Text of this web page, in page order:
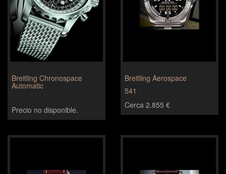
Breitling Chronospace
Automatic
Precio no disponible.
Breitling Aerospace
541
Cerca 2.855 €